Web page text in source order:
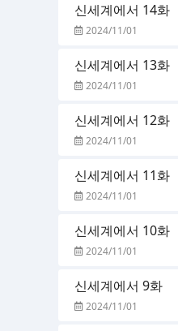
신세계에서 14화
2024/11/01
신세계에서 13화
2024/11/01
신세계에서 12화
2024/11/01
신세계에서 11화
2024/11/01
신세계에서 10화
2024/11/01
신세계에서 9화
2024/11/01